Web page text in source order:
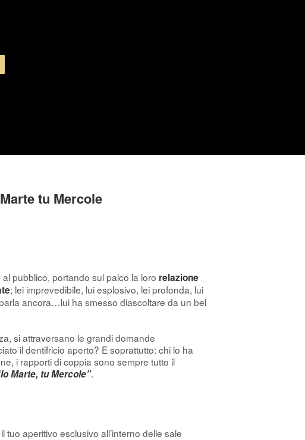
tu Mercole
pubblico, portando sul palco la loro relazione
; lei imprevedibile, lui esplosivo, lei profonda, lui
ancora…lui ha smesso diascoltare da un bel
si attraversano le grandi domande
il dentifricio aperto? E soprattutto: chi lo ha
i rapporti di coppia sono sempre tutto il
Marte, tu Mercole”.
aperitivo esclusivo all’interno delle sale